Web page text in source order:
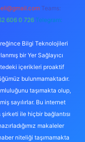
Teams:
606 0 726 Telegram:
Bilgi Teknolojileri
bir Yer Sağlayıcı
içerikleri proaktif
bulunmamaktadır.
taşımakta olup,
sayılırlar. Bu internet
ile hiçbir bağlantısı
makaleler
niteliği taşımamakta